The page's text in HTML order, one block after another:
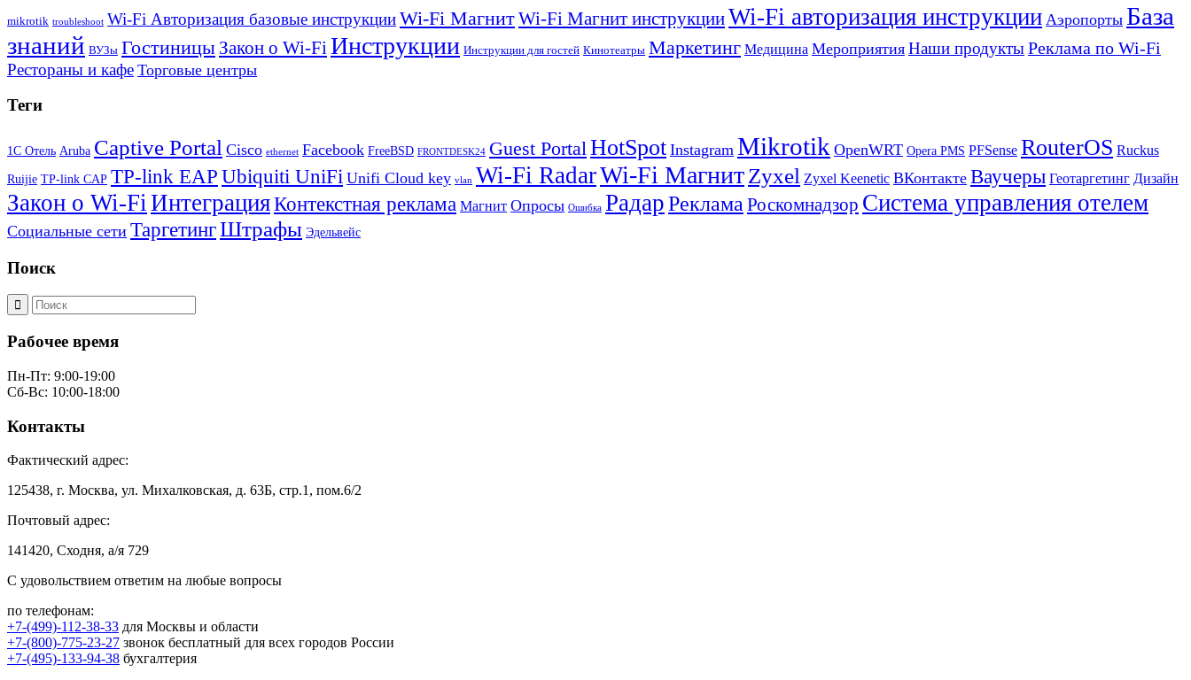
mikrotik troubleshoot Wi-Fi Авторизация базовые инструкцииWi-Fi МагнитWi-Fi Магнит инструкцииWi-Fi авторизация инструкции Аэропорты База
знаний ВУЗы Гостиницы Закон о Wi-Fi Инструкции Инструкции для гостей Кинотеатры Маркетинг Медицина Мероприятия Наши продуктыРеклама по Wi-Fi
Рестораны и кафе Торговые центры
Теги
1С Отель Aruba Captive Portal Cisco ethernet Facebook FreeBSD FRONTDESK24 Guest PortalHotSpot Instagram Mikrotik OpenWRT Opera PMS PFSense RouterOS Ruckus
Ruijie TP-link CAP TP-link EAP Ubiquiti UniFi Unifi Cloud key vlan Wi-Fi RadarWi-Fi МагнитZyxel Zyxel Keenetic ВКонтакте Ваучеры Геотаргетинг Дизайн
Закон о Wi-FiИнтеграцияКонтекстная реклама Магнит Опросы Ошибка РадарРеклама Роскомнадзор Система управления отелем
Социальные сети ТаргетингШтрафы Эдельвейс
Поиск
Рабочее время
Пн-Пт: 9:00-19:00
Сб-Вс: 10:00-18:00
Контакты
Фактический адрес:
125438, г. Москва, ул. Михалковская, д. 63Б, стр.1, пом.6/2
Почтовый адрес:
141420, Сходня, а/я 729
С удовольствием ответим на любые вопросы
по телефонам:
+7-(499)-112-38-33 для Москвы и области
+7-(800)-775-23-27 звонок бесплатный для всех городов России
+7-(495)-133-94-38 бухгалтерия